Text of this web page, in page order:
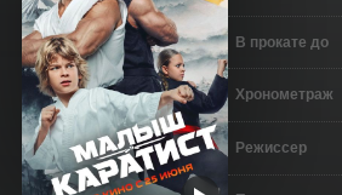
В прокате до
Хронометраж
Режиссер